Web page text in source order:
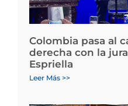
Colombia pasa al
derecha con la
Espriella
Leer Más >>